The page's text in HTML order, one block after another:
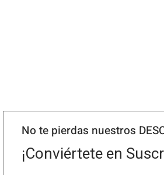
No te pierdas nuestros
¡Conviértete en